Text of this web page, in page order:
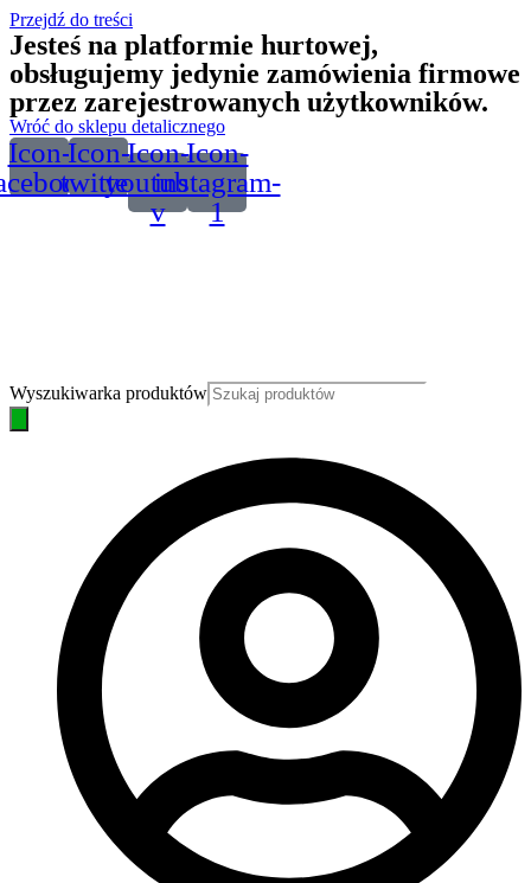
Przejdź do treści
Jesteś na platformie hurtowej,
obsługujemy jedynie zamówienia firmowe
przez zarejestrowanych użytkowników.
Wróć do sklepu detalicznego
Icon-Icon-
twitter
Icon-
youtube-
v
Icon-
instagram-
1
Wyszukiwarka produktów